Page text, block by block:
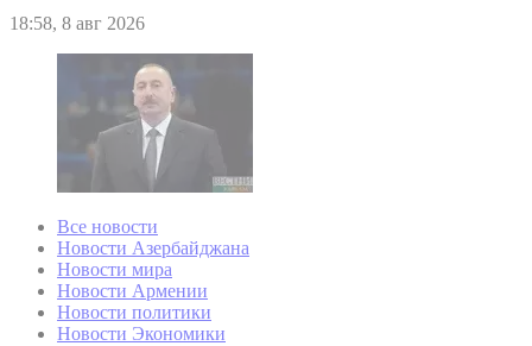
18:58, 8 авг 2026
Все новости
Новости Азербайджана
Новости мира
Новости Армении
Новости политики
Новости Экономики